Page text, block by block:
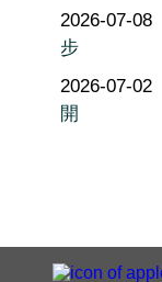
2026-07-08
步
2026-07-02
開